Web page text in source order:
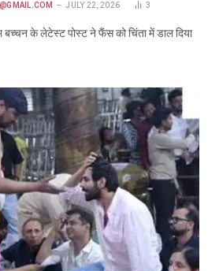
JULY 22, 2026 3
के लेटेस्ट पोस्ट ने फैंस को चिंता में डाल दिया